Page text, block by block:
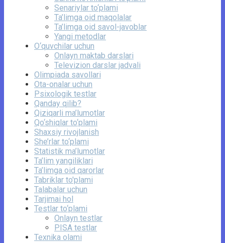
Senariylar to‘plami
Ta’limga oid maqolalar
Ta’limga oid savol-javoblar
Yangi metodlar
O‘quvchilar uchun
Onlayn maktab darslari
Televizion darslar jadvali
Olimpiada savollari
Ota-onalar uchun
Psixologik testlar
Qanday qilib?
Qiziqarli ma’lumotlar
Qo‘shiqlar to‘plami
Shaxsiy rivojlanish
She’rlar to‘plami
Statistik ma’lumotlar
Ta’lim yangiliklari
Ta’limga oid qarorlar
Tabriklar to'plami
Talabalar uchun
Tarjimai hol
Testlar to‘plami
Onlayn testlar
PISA testlar
Texnika olami